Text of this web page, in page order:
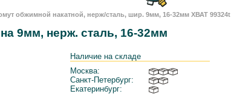
обжимной накатной, нерж/сталь, шир. 9мм, 16-32мм ХВАТ 99324t
9мм, нерж. сталь, 16-32мм
Наличие на складе
Москва:
Санкт-Петербург:
Екатеринбург: